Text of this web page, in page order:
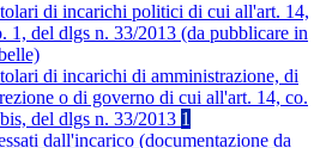
di incarichi politici di cui all'art. 14,
1, del dlgs n. 33/2013 (da pubblicare in
di incarichi di amministrazione, di
o di governo di cui all'art. 14, co.
del dlgs n. 33/2013 1
dall'incarico (documentazione da